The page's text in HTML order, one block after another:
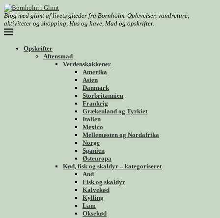
Blog med glimt af livets glæder fra Bornholm. Oplevelser, vandreture,
aktiviteter og shopping, Hus og have, Mad og opskrifter.
Opskrifter
Aftensmad
Verdenskøkkener
Amerika
Asien
Danmark
Storbritannien
Frankrig
Grækenland og Tyrkiet
Italien
Mexico
Mellemøsten og Nordafrika
Norge
Spanien
Østeuropa
Kød, fisk og skaldyr – kategoriseret
And
Fisk og skaldyr
Kalvekød
Kylling
Lam
Oksekød